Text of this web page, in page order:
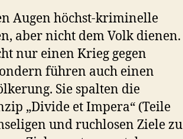
Augen höchst-kriminelle
aber nicht dem Volk dienen.
nur einen Krieg gegen
führen auch einen
Sie spalten die
„Divide et Impera“ (Teile
und ruchlosen Ziele zu